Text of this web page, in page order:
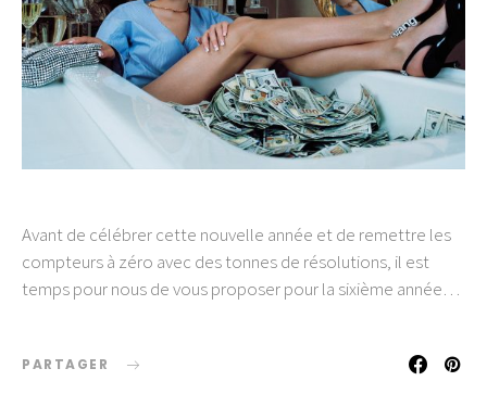
Avant de célébrer cette nouvelle année et de remettre les
compteurs à zéro avec des tonnes de résolutions, il est
temps pour nous de vous proposer pour la sixième année…
PARTAGER